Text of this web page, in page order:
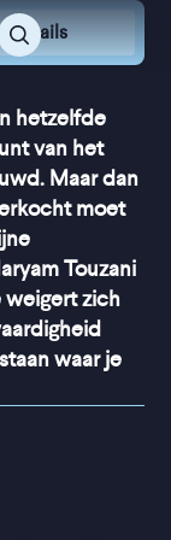
Details
hetzelfde
van het
Maar dan
moet
Touzani
weigert zich
waar je